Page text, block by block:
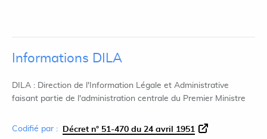
Informations DILA
DILA : Direction de l'Information Légale et Administrative
faisant partie de l'administration centrale du Premier Ministre
Codifié par : Décret n° 51-470 du 24 avril 1951